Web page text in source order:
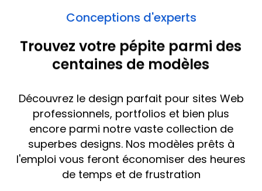
Conceptions d'experts
Trouvez votre pépite parmi des
centaines de modèles
Découvrez le design parfait pour sites Web
professionnels, portfolios et bien plus
encore parmi notre vaste collection de
superbes designs. Nos modèles prêts à
l'emploi vous feront économiser des heures
de temps et de frustration